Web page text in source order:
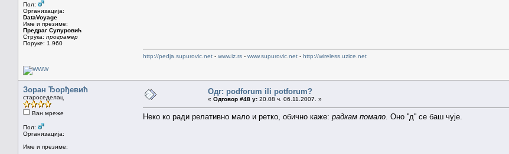
Пол:
Организација:
DataVoyage
Име и презиме:
Предраг Супуровић
Струка: програмер
Поруке: 1.960
http://pedja.supurovic.net - www.iz.rs - www.supurovic.net - http://wireless.uzice.net
Зоран Ђорђевић
староседелац
Ван мреже
Пол:
Организација:
Име и презиме:
Одг: podforum ili potforum?
« Одговор #48 у: 20.08 ч. 06.11.2007. »
Неко ко ради релативно мало и ретко, обично каже: радкам помало . Оно ''д'' се баш чује.